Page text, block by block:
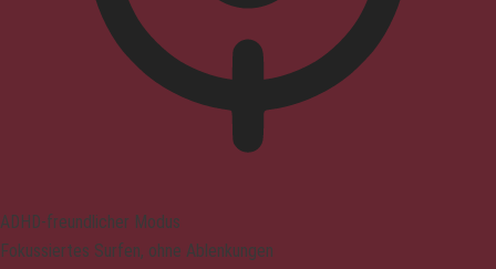
ADHD-freundlicher Modus
Fokussiertes Surfen, ohne Ablenkungen